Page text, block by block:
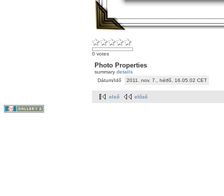
0 votes
Photo Properties
summary details
Dátum/Idő
2011. nov. 7., hétfő, 16.05.02 CET
első előző